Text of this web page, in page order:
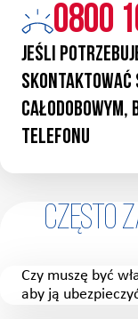
0800
Jeśli
skontaktować
całodobowym,
telefonu
Często
Czy muszę być
aby ją